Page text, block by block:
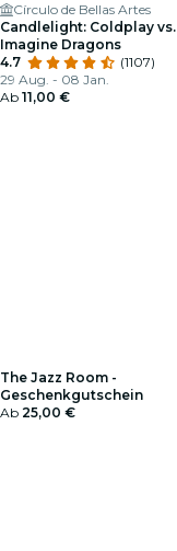
Círculo de Bellas Artes
Candlelight: Coldplay vs.
Imagine Dragons
4.7
(1107)
29 Aug. - 08 Jan.
Ab 11,00 €
The Jazz Room -
Geschenkgutschein
Ab 25,00 €